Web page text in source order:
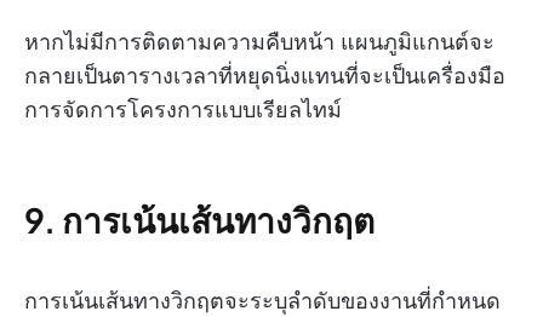
หากไม่มีการติดตามความคืบหน้า แผนภูมิแกนต์จะ
กลายเป็นตารางเวลาที่หยุดนิ่งแทนที่จะเป็นเครื่องมือ
การจัดการโครงการแบบเรียลไทม์
9. การเน้นเส้นทางวิกฤต
การเน้นเส้นทางวิกฤตจะระบุลำดับของงานที่กำหนด